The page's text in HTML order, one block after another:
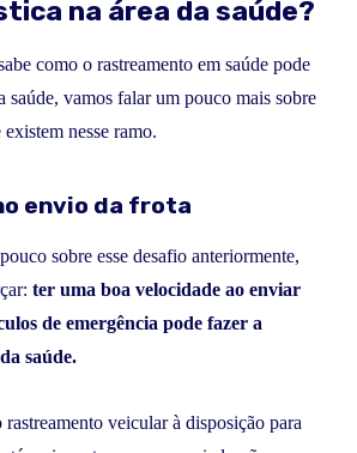
na área da saúde?
como o rastreamento em saúde pode
saúde, vamos falar um pouco mais sobre
nesse ramo.
envio da frota
sobre esse desafio anteriormente,
ter uma boa velocidade ao enviar
de emergência pode fazer a
saúde.
veicular à disposição para